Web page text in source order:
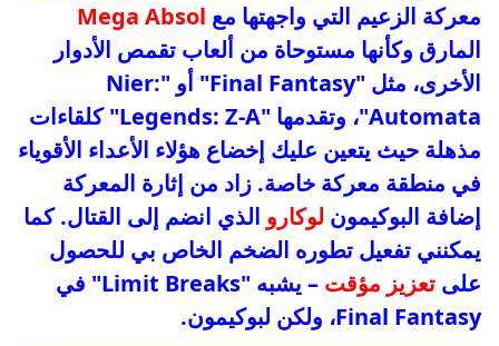
معركة الزعيم التي واجهتها مع Mega Absol
المارق وكأنها مستوحاة من ألعاب تقمص الأدوار
الأخرى، مثل "Final Fantasy" أو "Nier:
Automata"، وتقدمها "Legends: Z-A" كلقاءات
مذهلة حيث يتعين عليك إخضاع هؤلاء الأعداء الأقوياء
في منطقة معركة خاصة. زاد من إثارة المعركة
إضافة البوكيمون لوكارو الذي انضم إلى القتال. كما
يمكنني تفعيل تطوره الضخم الخاص بي للحصول
على تعزيز مؤقت
– يشبه "Limit Breaks" في
Final Fantasy، ولكن لبوكيمون.